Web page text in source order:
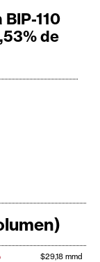
110
de
$29,18 mmd